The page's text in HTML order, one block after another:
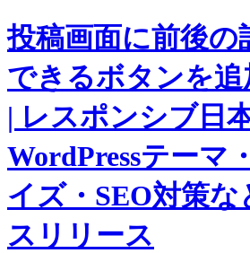
投稿画面に前後の
できるボタンを
| レスポンシブ日
WordPressテーマ
イズ・SEO対策
スリリース